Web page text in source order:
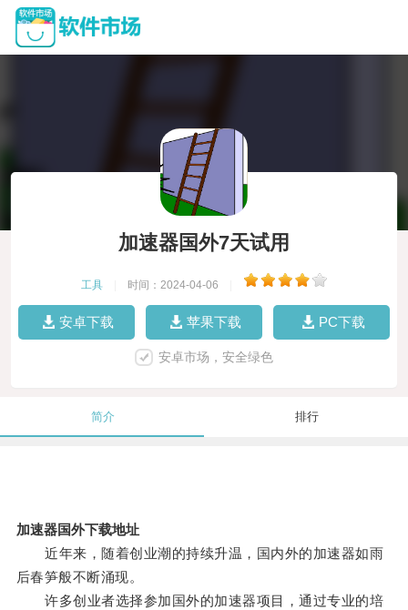
加速器国外7天试用
工具 时间：2024-04-06
安卓下载 苹果下载 PC下载
安卓市场，安全绿色
简介 排行
加速器国外下载地址
近年来，随着创业潮的持续升温，国内外的加速器如雨
后春笋般不断涌现。
许多创业者选择参加国外的加速器项目，通过专业的培